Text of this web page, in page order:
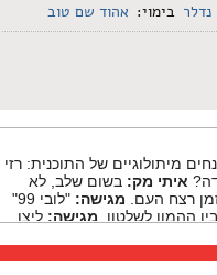
נדלר בימוי: אהוד שם טוב
מיתולוגיים של התוכנית: רזי
איתי מק: בשום שלב, לא
רצח העם. מגישה:
"לובי 99"
ההמון לשלטון. מגישה: ליצן